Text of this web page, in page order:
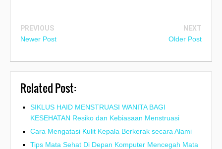
PREVIOUS
Newer Post
NEXT
Older Post
Related Post:
SIKLUS HAID MENSTRUASI WANITA BAGI
KESEHATAN Resiko dan Kebiasaan Menstruasi
Cara Mengatasi Kulit Kepala Berkerak secara Alami
Tips Mata Sehat Di Depan Komputer Mencegah Mata